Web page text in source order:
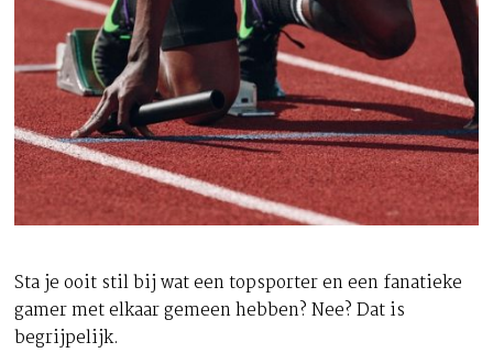
Sta je ooit stil bij wat een topsporter en een fanatieke
gamer met elkaar gemeen hebben? Nee? Dat is
begrijpelijk.